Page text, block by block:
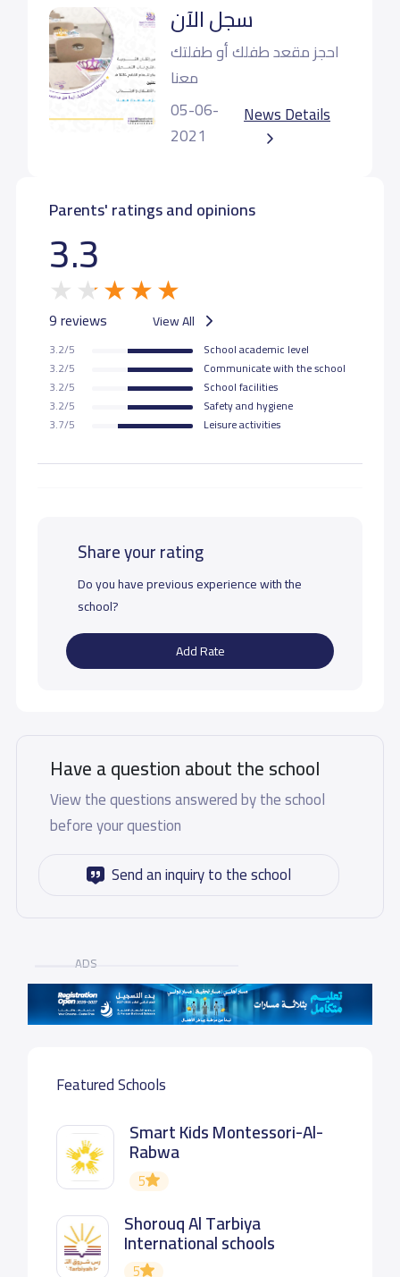
سجل الآن
احجز مقعد طفلك أو طفلتك
معنا
05-06-
2021
News Details
Parents' ratings and opinions
3.3
9 reviews View All
3.2/5
School academic level
3.2/5
Communicate with the school
3.2/5
School facilities
3.2/5
Safety and hygiene
3.7/5
Leisure activities
Share your rating
Do you have previous experience with the
school?
Add Rate
Have a question about the school
View the questions answered by the school
before your question
Send an inquiry to the school
ADS
Featured Schools
Smart Kids Montessori-Al-
Rabwa
5
Shorouq Al Tarbiya
International schools
5